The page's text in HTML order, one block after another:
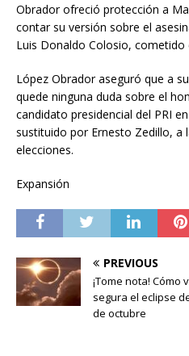
Obrador ofreció protección a
contar su versión sobre el
Luis Donaldo Colosio, cometido
López Obrador aseguró que a
quede ninguna duda sobre el
candidato presidencial del PRI
sustituido por Ernesto Zedillo, a
elecciones.
Expansión
PREVIOUS
¡Tome nota!
segura el eclipse
de octubre